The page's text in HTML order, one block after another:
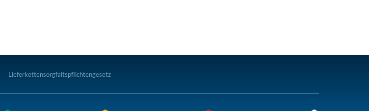
Lieferkettensorgfaltspflichtengesetz